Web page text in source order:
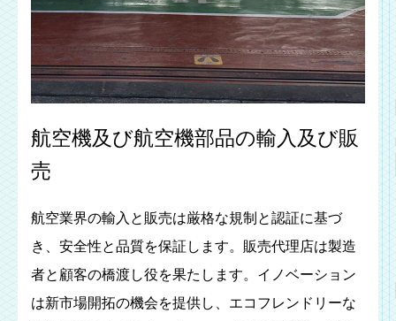
航空機及び航空機部品の輸入及び販
売
航空業界の輸入と販売は厳格な規制と認証に基づ
き、安全性と品質を保証します。販売代理店は製造
者と顧客の橋渡し役を果たします。イノベーション
は新市場開拓の機会を提供し、エコフレンドリーな